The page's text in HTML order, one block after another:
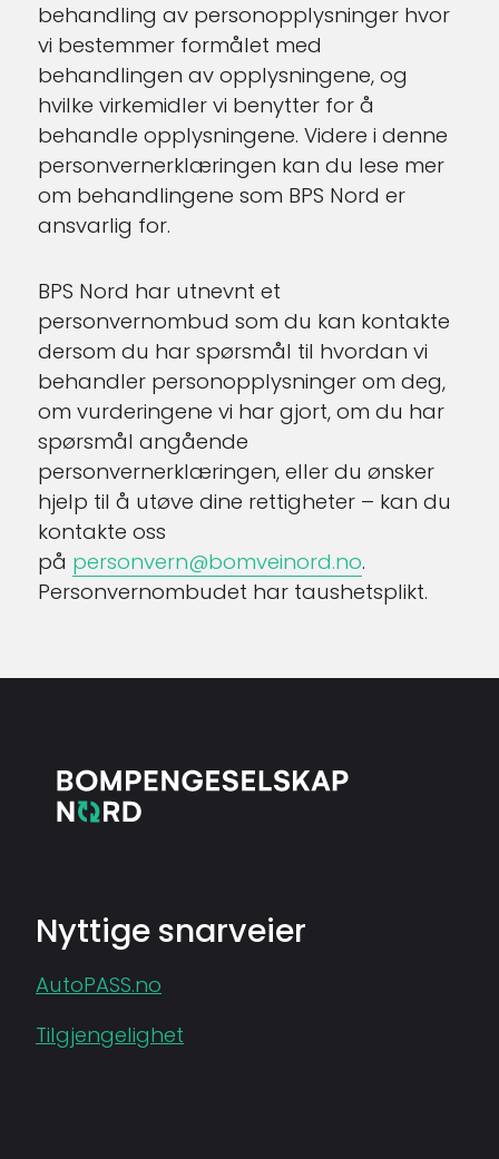
behandling av personopplysninger hvor
vi bestemmer formålet med
behandlingen av opplysningene, og
hvilke virkemidler vi benytter for å
behandle opplysningene. Videre i denne
personvernerklæringen kan du lese mer
om behandlingene som BPS Nord er
ansvarlig for.
BPS Nord har utnevnt et
personvernombud som du kan kontakte
dersom du har spørsmål til hvordan vi
behandler personopplysninger om deg,
om vurderingene vi har gjort, om du har
spørsmål angående
personvernerklæringen, eller du ønsker
hjelp til å utøve dine rettigheter – kan du
kontakte oss
på personvern@bomveinord.no.
Personvernombudet har taushetsplikt.
Nyttige snarveier
AutoPASS.no
Tilgjengelighet